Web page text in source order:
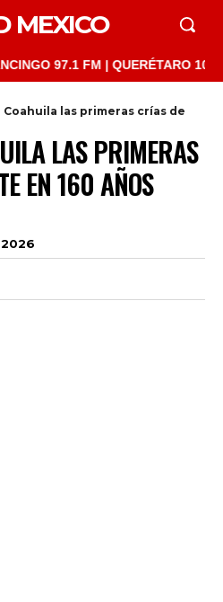
MEXICO
FM | QUERÉTARO 103.1
Coahuila las primeras crías de
LAS PRIMERAS
EN 160 AÑOS
2026